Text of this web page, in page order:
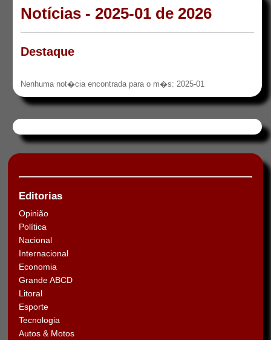
Notícias - 2025-01 de 2026
Destaque
Nenhuma not�cia encontrada para o m�s: 2025-01
Editorias
Opinião
Política
Nacional
Internacional
Economia
Grande ABCD
Litoral
Esporte
Tecnologia
Autos & Motos